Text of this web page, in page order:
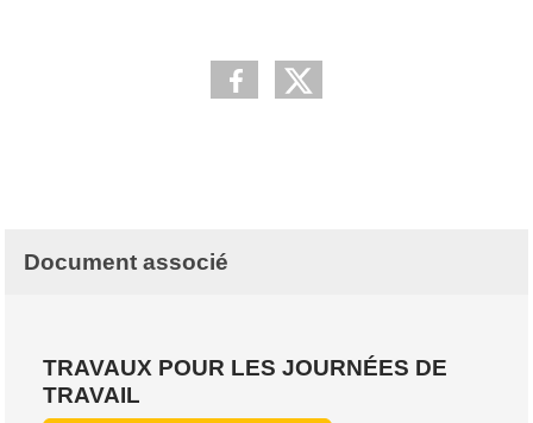
Document associé
TRAVAUX POUR LES JOURNÉES DE
TRAVAIL